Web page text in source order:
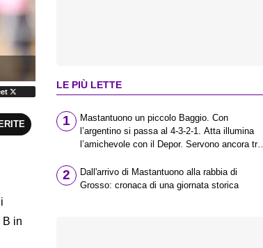
B in
LE PIÙ LETTE
1
Mastantuono un piccolo Baggio. Con
l’argentino si passa al 4-3-2-1. Atta illumina
l’amichevole con il Depor. Servono ancora tre
Antognoni, un finale senza vincitori
2
Dall'arrivo di Mastantuono alla rabbia di
Grosso: cronaca di una giornata storica